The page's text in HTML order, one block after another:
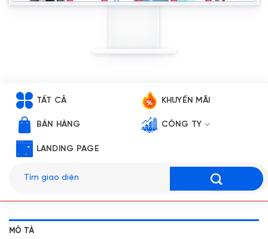
TẤT CẢ KHUYẾN MÃI
BÁN HÀNG CÔNG TY
LANDING PAGE
kiếm:
MÔ TẢ